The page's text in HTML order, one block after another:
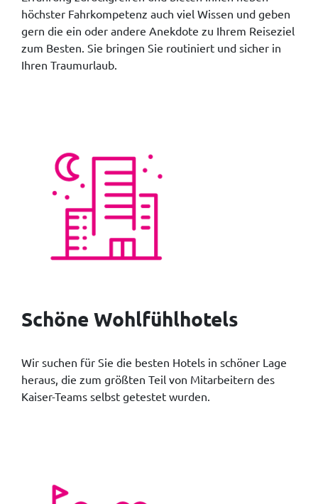
höchster Fahrkompetenz auch viel Wissen und geben
gern die ein oder andere Anekdote zu Ihrem Reiseziel
zum Besten. Sie bringen Sie routiniert und sicher in
Ihren Traumurlaub.
Schöne Wohlfühlhotels
Wir suchen für Sie die besten Hotels in schöner Lage
heraus, die zum größten Teil von Mitarbeitern des
Kaiser-Teams selbst getestet wurden.